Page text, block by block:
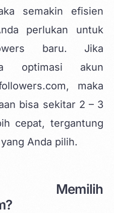
semakin efisien
perlukan untuk
baru. Jika
optimasi akun
maka
bisa sekitar 2 – 3
cepat, tergantung
Anda pilih.
Memilih